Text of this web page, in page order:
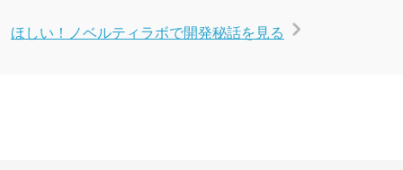
ほしい！ノベルティラボで開発秘話を見る